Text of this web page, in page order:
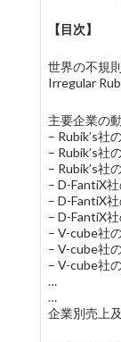
【目次】
世界の不規
Irregular
主要企業の
– Rubik’s社
– Rubik’s社
– Rubik’s社
– D-FantiX
– D-FantiX
– D-FantiX
– V-cube社
– V-cube社
– V-cube社
…
…
企業別売上